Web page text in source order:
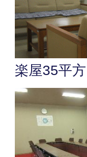
楽屋35平